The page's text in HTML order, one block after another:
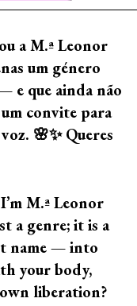
a M.ª Leonor
um género
e que ainda não
convite para
🌸✨ Queres
M.ª Leonor
a genre; it is a
name — into
your body,
liberation?